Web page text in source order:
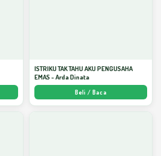
ISTRIKU TAK TAHU AKU PENGUSAHA
EMAS - Arda Dinata
Beli / Baca